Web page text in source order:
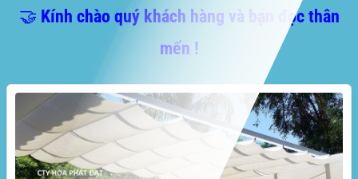
🤝 Kính chào quý khách hàng và bạn đọc thân
mến !